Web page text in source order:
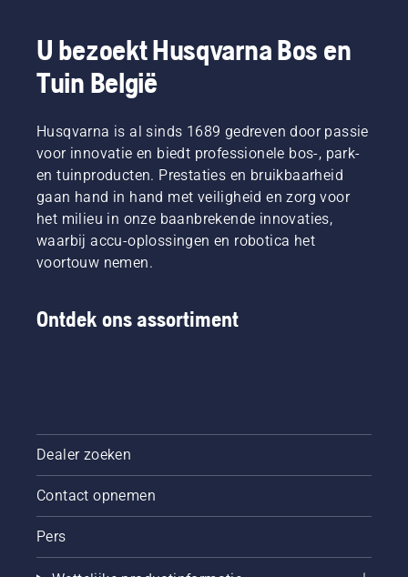
U bezoekt Husqvarna Bos en
Tuin België
Husqvarna is al sinds 1689 gedreven door passie
voor innovatie en biedt professionele bos-, park-
en tuinproducten. Prestaties en bruikbaarheid
gaan hand in hand met veiligheid en zorg voor
het milieu in onze baanbrekende innovaties,
waarbij accu-oplossingen en robotica het
voortouw nemen.
Ontdek ons assortiment
Dealer zoeken
Contact opnemen
Pers